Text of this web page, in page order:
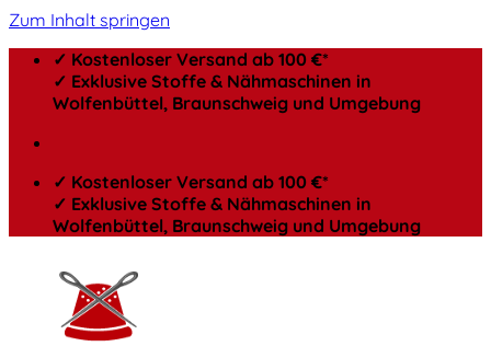
Zum Inhalt springen
✓ Kostenloser Versand ab 100 €*
✓ Exklusive Stoffe & Nähmaschinen in
Wolfenbüttel, Braunschweig und Umgebung
✓ Kostenloser Versand ab 100 €*
✓ Exklusive Stoffe & Nähmaschinen in
Wolfenbüttel, Braunschweig und Umgebung